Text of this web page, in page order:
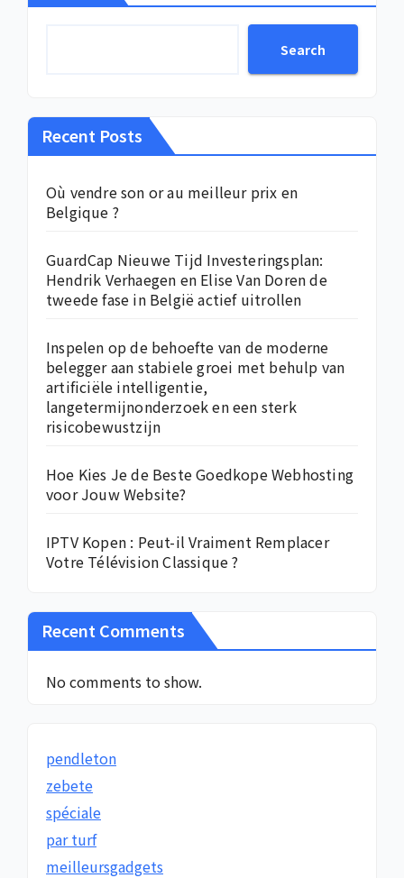
Search
Recent Posts
Où vendre son or au meilleur prix en
Belgique ?
GuardCap Nieuwe Tijd Investeringsplan:
Hendrik Verhaegen en Elise Van Doren de
tweede fase in België actief uitrollen
Inspelen op de behoefte van de moderne
belegger aan stabiele groei met behulp van
artificiële intelligentie,
langetermijnonderzoek en een sterk
risicobewustzijn
Hoe Kies Je de Beste Goedkope Webhosting
voor Jouw Website?
IPTV Kopen : Peut-il Vraiment Remplacer
Votre Télévision Classique ?
Recent Comments
No comments to show.
pendleton
zebete
spéciale
par turf
meilleursgadgets